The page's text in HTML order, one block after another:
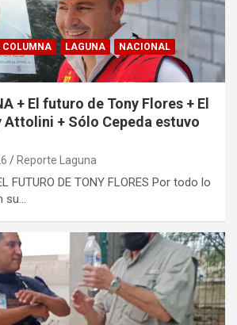
COLUMNA LAGUNA
NACIONAL
+ El futuro de Tony Flores + El
+ Sólo Cepeda estuvo
Reporte Laguna
FUTURO DE TONY FLORES Por todo lo